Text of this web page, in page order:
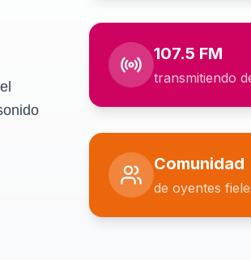
107.5 FM
transmitiendo
Comunidad
de oyentes